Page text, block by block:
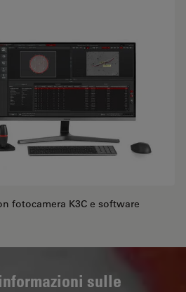
fotocamera K3C e software
sulle